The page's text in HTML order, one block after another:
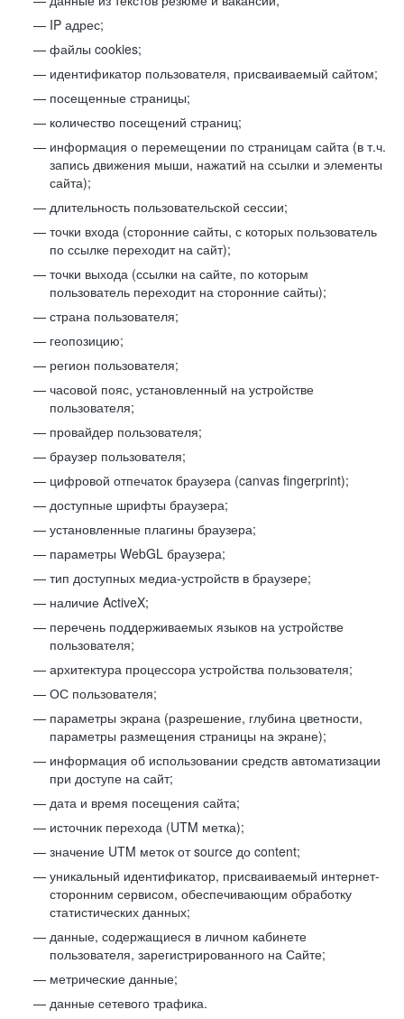
IP адрес;
файлы cookies;
идентификатор пользователя, присваиваемый сайтом;
посещенные страницы;
количество посещений страниц;
информация о перемещении по страницам сайта (в т.ч.
запись движения мыши, нажатий на ссылки и элементы
сайта);
длительность пользовательской сессии;
точки входа (сторонние сайты, с которых пользователь
по ссылке переходит на сайт);
точки выхода (ссылки на сайте, по которым
пользователь переходит на сторонние сайты);
страна пользователя;
геопозицию;
регион пользователя;
часовой пояс, установленный на устройстве
пользователя;
провайдер пользователя;
браузер пользователя;
цифровой отпечаток браузера (canvas fingerprint);
доступные шрифты браузера;
установленные плагины браузера;
параметры WebGL браузера;
тип доступных медиа-устройств в браузере;
наличие ActiveX;
перечень поддерживаемых языков на устройстве
пользователя;
архитектура процессора устройства пользователя;
ОС пользователя;
параметры экрана (разрешение, глубина цветности,
параметры размещения страницы на экране);
информация об использовании средств автоматизации
при доступе на сайт;
дата и время посещения сайта;
источник перехода (UTM метка);
значение UTM меток от source до content;
уникальный идентификатор, присваиваемый интернет-
сторонним сервисом, обеспечивающим обработку
статистических данных;
данные, содержащиеся в личном кабинете
пользователя, зарегистрированного на Сайте;
метрические данные;
данные сетевого трафика.